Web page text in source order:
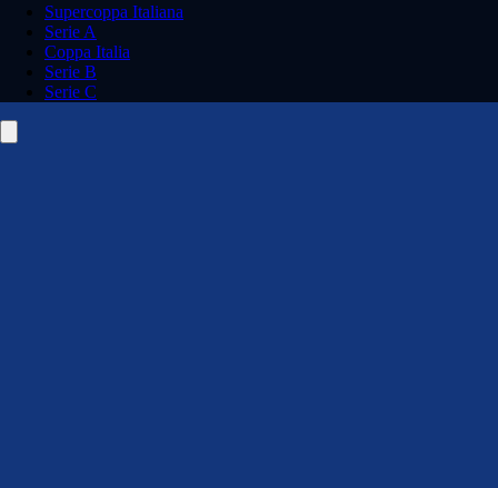
Supercoppa Italiana
Serie A
Coppa Italia
Serie B
Serie C